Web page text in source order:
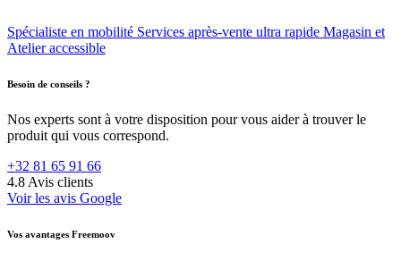
Spécialiste en mobilité Services après-vente ultra rapide Magasin et
Atelier accessible
Besoin de conseils ?
Nos experts sont à votre disposition pour vous aider à trouver le
produit qui vous correspond.
+32 81 65 91 66
4.8 Avis clients
Voir les avis Google
Vos avantages Freemoov